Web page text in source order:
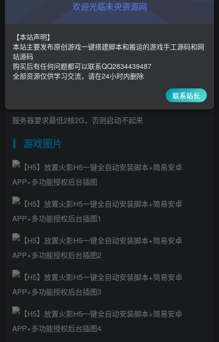
此内容为付费阅读，请付费后查看
18.8
超级会员￥15 至尊会员￥10
服务器要求最低2核2G，否则启动不起来
游戏图片
欢迎光临未央资源网
【本站声明】
本站主要发布原创游戏一键搭建脚本和搬运的游戏手工源码和网
站源码
购买后有任何问题都可以联系QQ2834439487
全部资源仅供学习交流，请在24小时内删除
联系站长